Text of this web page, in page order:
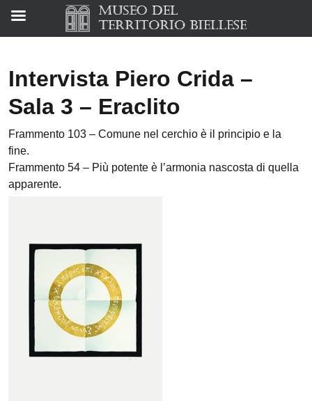
Intervista Piero Crida –
Sala 3 – Eraclito
Frammento 103 – Comune nel cerchio è il principio e la
fine.
Frammento 54 – Più potente è l’armonia nascosta di quella
apparente.